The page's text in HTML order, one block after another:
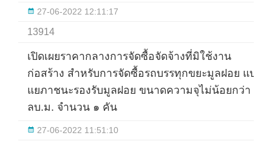
27-06-2022 12:11:17
13914
เปิดเผยราคากลางการจัดซื้อจัดจ้างที่มิใช้งาน
ก่อสร้าง สำหรับการจัดซื้อรถบรรทุกขยะมูลฝอย แบบ
แยภาชนะรองรับมูลฝอย ขนาดความจุไม่น้อยกว่า ๔
ลบ.ม. จำนวน ๑ คัน
27-06-2022 11:51:10